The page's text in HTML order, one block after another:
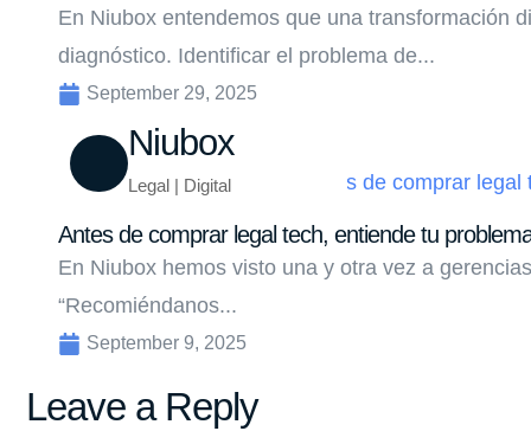
En Niubox entendemos que una transformación
diagnóstico. Identificar el problema de...
September 29, 2025
Niubox
Legal | Digital
Antes de comprar legal tech, entiende tu
En Niubox hemos visto una y otra vez a
“Recomiéndanos...
September 9, 2025
Leave a Reply